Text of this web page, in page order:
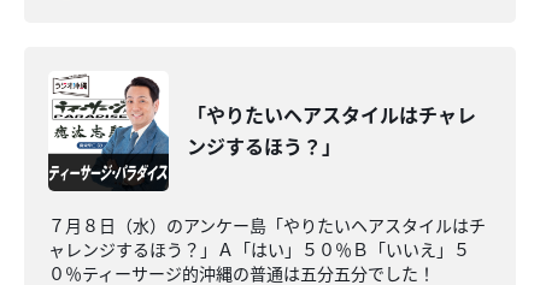
「やりたいヘアスタイルはチャレ
ンジするほう？」
７月８日（水）のアンケー島「やりたいヘアスタイルはチ
ャレンジするほう？」Ａ「はい」５０％Ｂ「いいえ」５
０％ティーサージ的沖縄の普通は五分五分でした！